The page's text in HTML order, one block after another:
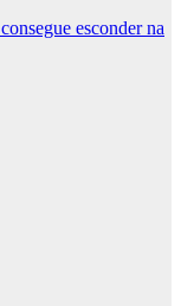
esconder na